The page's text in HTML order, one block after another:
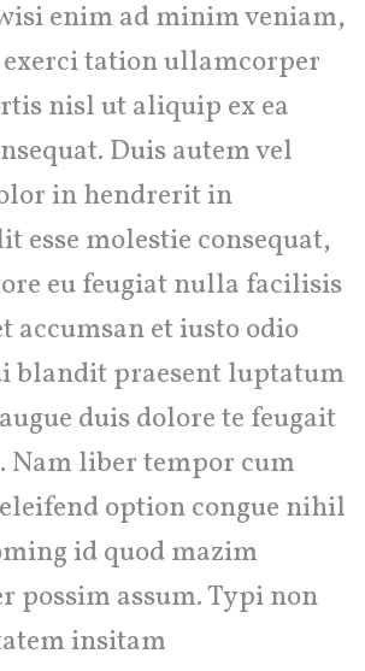
enim ad minim veniam,
tation ullamcorper
nisl ut aliquip ex ea
Duis autem vel
in hendrerit in
esse molestie consequat,
eu feugiat nulla facilisis
accumsan et iusto odio
blandit praesent luptatum
duis dolore te feugait
liber tempor cum
option congue nihil
id quod mazim
possim assum. Typi non
insitam